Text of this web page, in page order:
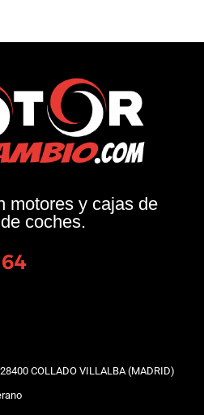
motores y cajas de
coches.
COLLADO VILLALBA (MADRID)